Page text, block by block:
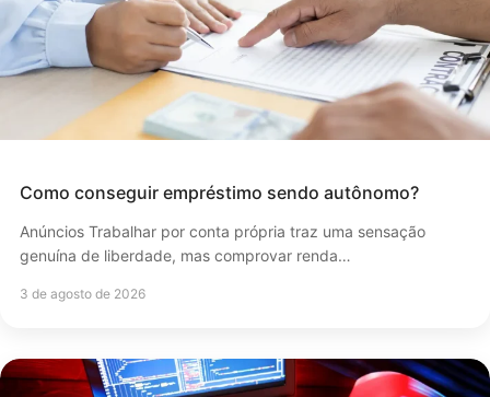
Como conseguir empréstimo sendo autônomo?
Anúncios Trabalhar por conta própria traz uma sensação
genuína de liberdade, mas comprovar renda…
3 de agosto de 2026